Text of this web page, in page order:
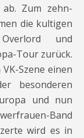
Zum zehn-
die kultigen
und
Tour zurück.
Szene einen
besonderen
und nun
Band
wird es in